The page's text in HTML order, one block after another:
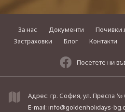
За нас Документи Почивки
Застраховки
Блог Контакти
Посетете ни
Адрес: гр. София, ул. Преспа №
E-mail: info@goldenholidays-